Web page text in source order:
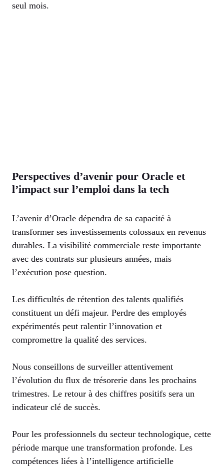
seul mois.
Perspectives d’avenir pour Oracle et
l’impact sur l’emploi dans la tech
L’avenir d’Oracle dépendra de sa capacité à
transformer ses investissements colossaux en revenus
durables. La visibilité commerciale reste importante
avec des contrats sur plusieurs années, mais
l’exécution pose question.
Les difficultés de rétention des talents qualifiés
constituent un défi majeur. Perdre des employés
expérimentés peut ralentir l’innovation et
compromettre la qualité des services.
Nous conseillons de surveiller attentivement
l’évolution du flux de trésorerie dans les prochains
trimestres. Le retour à des chiffres positifs sera un
indicateur clé de succès.
Pour les professionnels du secteur technologique, cette
période marque une transformation profonde. Les
compétences liées à l’intelligence artificielle